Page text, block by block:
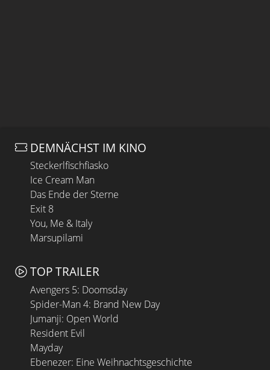
DEMNÄCHST IM KINO
Steckerlfischfiasko
Ice Cream Man
Das Ende der Sterne
Exit 8
You, Me & Italy
Marsupilami
TOP TRAILER
Avengers 5: Doomsday
Spider-Man 4: Brand New Day
Jumanji: Open World
Resident Evil
Mayday
Ebenezer: Eine Weihnachtsgeschichte